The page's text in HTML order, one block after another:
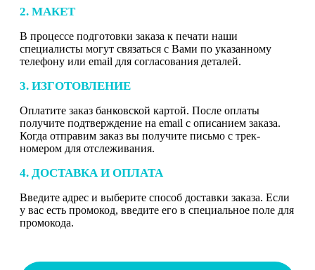
2. МАКЕТ
В процессе подготовки заказа к печати наши
специалисты могут связаться с Вами по указанному
телефону или email для согласования деталей.
3. ИЗГОТОВЛЕНИЕ
Оплатите заказ банковской картой. После оплаты
получите подтверждение на email с описанием заказа.
Когда отправим заказ вы получите письмо с трек-
номером для отслеживания.
4. ДОСТАВКА И ОПЛАТА
Введите адрес и выберите способ доставки заказа. Если
у вас есть промокод, введите его в специальное поле для
промокода.